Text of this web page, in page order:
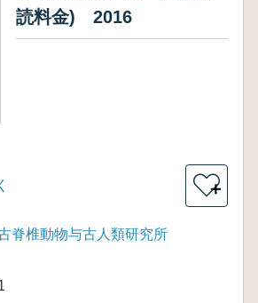
読料金) 2016
＋
脊椎動物与古人類研究所